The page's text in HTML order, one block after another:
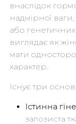
внаслідок
надмірної
або
виглядає як
мати
характер.
Існує три
Істинна
залозиста